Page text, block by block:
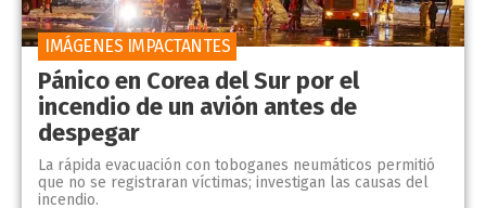
Pánico en Corea del Sur por el
incendio de un avión antes de
despegar
La rápida evacuación con toboganes neumáticos permitió
que no se registraran víctimas; investigan las causas del
incendio.
IMÁGENES IMPACTANTES